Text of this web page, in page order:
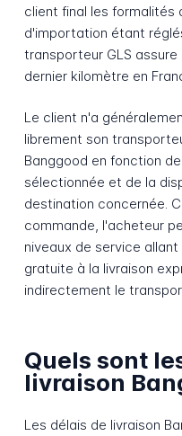
client final les formalités
d'importation étant
transporteur GLS
dernier kilomètre en
Le client n'a
librement son
Banggood en fonction
sélectionnée et de la
destination concernée.
commande, l'acheteur
niveaux de service
gratuite à la livraison
indirectement le
Quels sont
livraison
Les délais de livraison